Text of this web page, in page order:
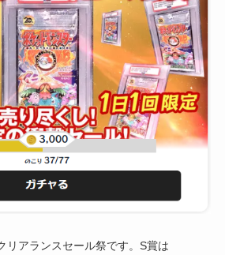
リアランスセール祭です。S賞は